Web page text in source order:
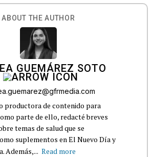
ABOUT THE AUTHOR
GUEMÁREZ SOTO
productora de contenido para
parte de ello, redacté breves
temas de salud que se
suplementos en El Nuevo Día y
Además,... Read more